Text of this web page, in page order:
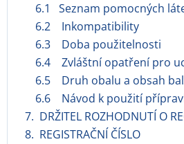
6.1 Seznam pomocných
6.2 Inkompatibility
6.3 Doba použitelnosti
6.4 Zvláštní opatření pro
6.5 Druh obalu a obsah
6.6 Návod k použití
7. DRŽITEL ROZHODNUTÍ O
8. REGISTRAČNÍ ČÍSLO